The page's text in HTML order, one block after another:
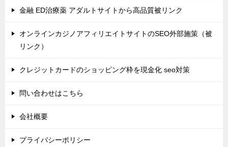
金融 ED治療薬 アダルトサイトから高品質被リンク
オンラインカジノアフィリエイトサイトのSEO外部施策（被
リンク）
クレジットカードのショッピング枠を現金化 seo対策
問い合わせはこちら
会社概要
プライバシーポリシー